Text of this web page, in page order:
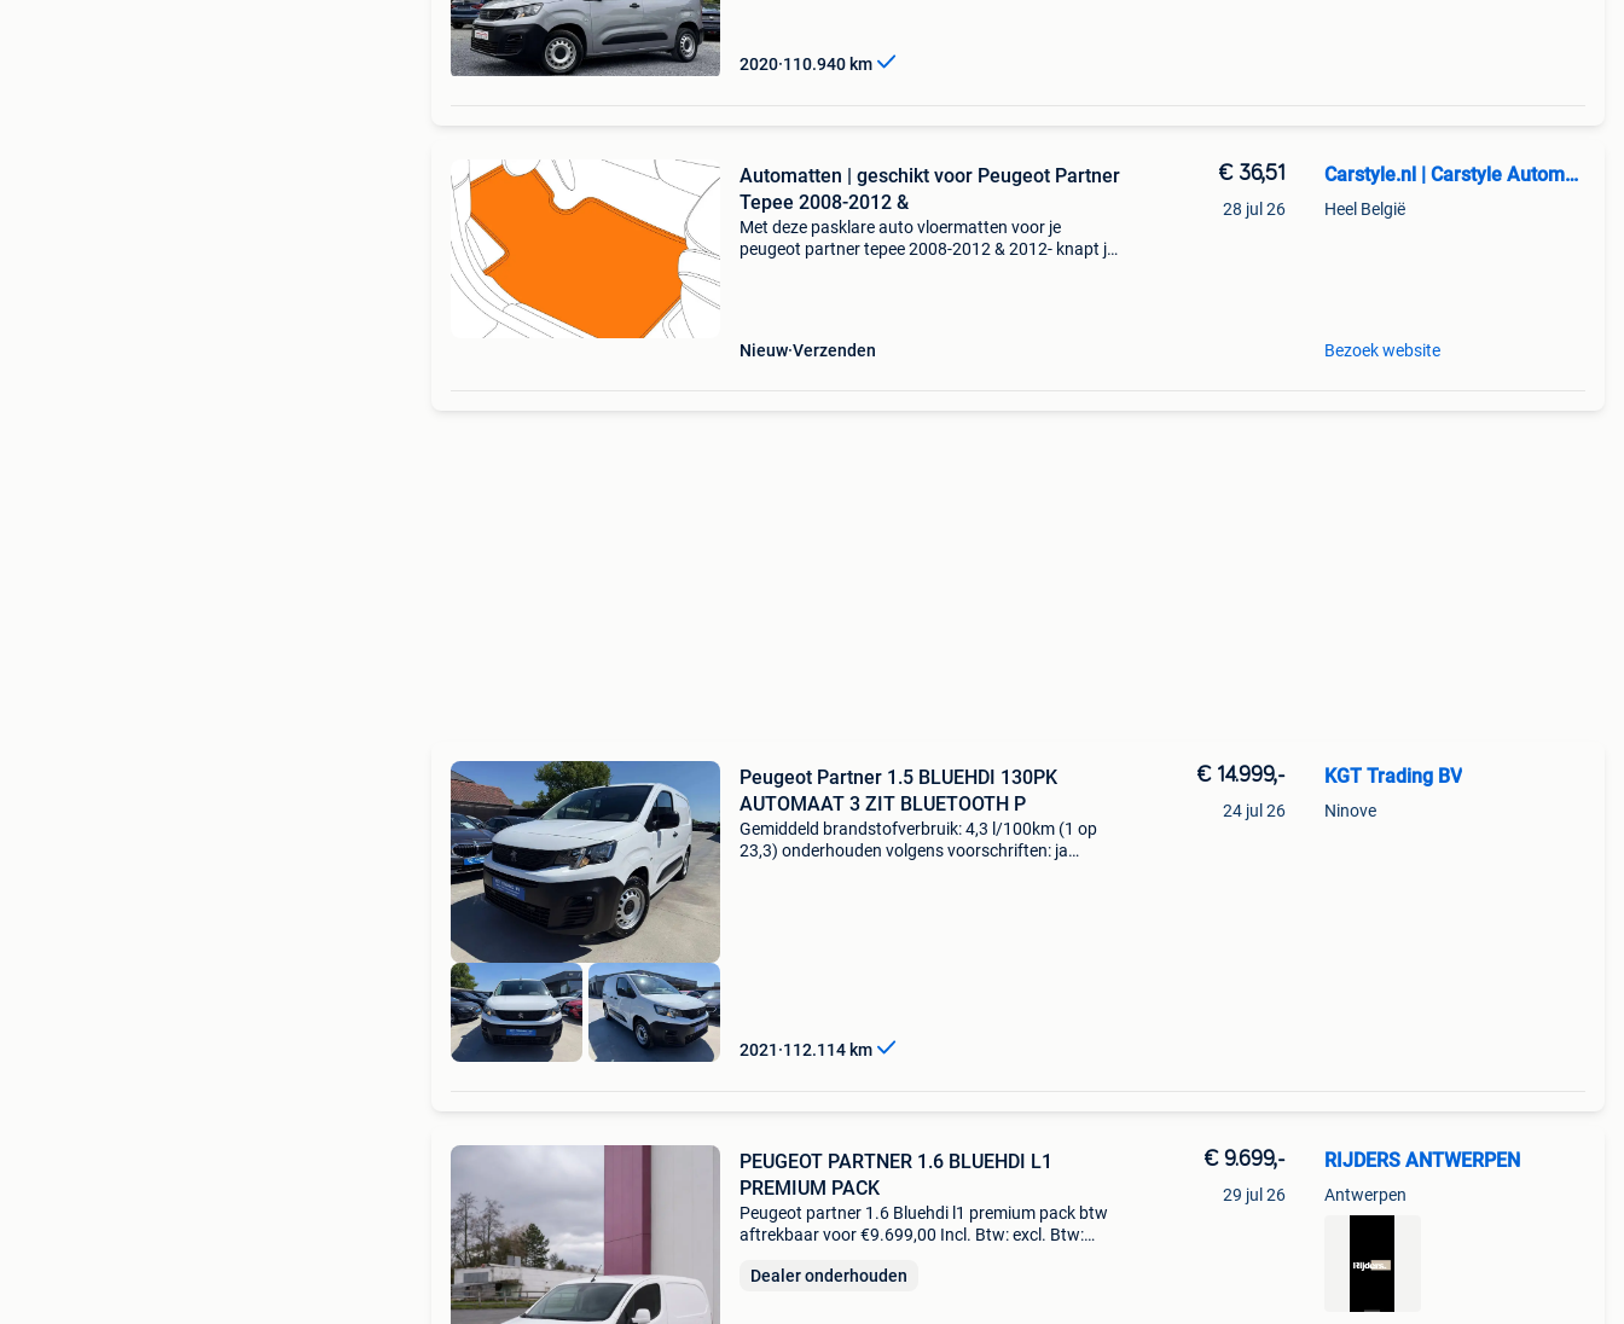
2020 110.940km
Automatten | geschikt voor Peugeot Partner
Tepee 2008-2012 &
Met deze pasklare auto vloermatten voor je
peugeot partner tepee 2008-2012 & 2012- knapt je
Nieuw Verzenden
€ 36,51
28 jul 26
Carstyle.nl | Carstyle Automotive
Heel België
Bezoek website
Peugeot Partner 1.5 BLUEHDI 130PK
AUTOMAAT 3 ZIT BLUETOOTH P
Gemiddeld brandstofverbruik: 4,3 l/100km (1 op
23,3) onderhouden volgens voorschriften: ja
2021 112.114km
€ 14.999,-
24 jul 26
KGT Trading BV
Ninove
PEUGEOT PARTNER 1.6 BLUEHDI L1
PREMIUM PACK
Peugeot partner 1.6 Bluehdi l1 premium pack btw
aftrekbaar voor €9.699,00 Incl. Btw: excl. Btw:
€9.699,00 Trekhaar nodig? Ook wij kunnen d
Dealer onderhouden
€ 9.699,-
29 jul 26
RIJDERS ANTWERPEN
Antwerpen